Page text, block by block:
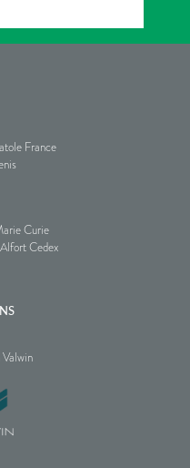
France
Curie
Cedex